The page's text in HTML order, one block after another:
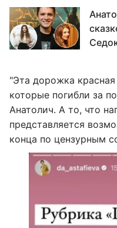
"Эта дорожка
которые погибли за
Анатолич. А то, что
представляется
конца по цензурным